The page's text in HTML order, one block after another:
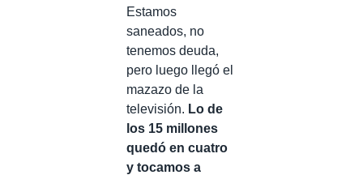
Estamos
saneados, no
tenemos deuda,
pero luego llegó el
mazazo de la
televisión. Lo de
los 15 millones
quedó en cuatro
y tocamos a